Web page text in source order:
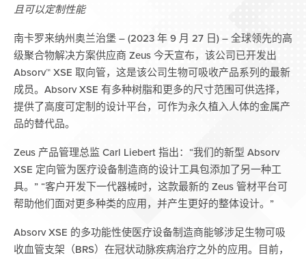
且可以定制性能
南卡罗来纳州奥兰治堡 – (2023 年 9 月 27 日) – 全球领先的高
级聚合物解决方案供应商 Zeus 今天宣布，该公司已开发出
Absorv™ XSE 取向管，这是该公司生物可吸收产品系列的最新
成员。Absorv XSE 有多种树脂和更多的尺寸范围可供选择，
提供了高度可定制的设计平台，可作为永久植入人体的金属产
品的替代品。
Zeus 产品管理总监 Carl Liebert 指出：“我们的新型 Absorv
XSE 定向管为医疗设备制造商的设计工具包添加了另一种工
具。” “客户开发下一代器械时，这款最新的 Zeus 管材平台可
帮助他们面对更多种类的应用，并产生更好的整体设计。”
Absorv XSE 的多功能性使医疗设备制造商能够涉足生物可吸
收血管支架（BRS）在冠状动脉疾病治疗之外的应用。目前，